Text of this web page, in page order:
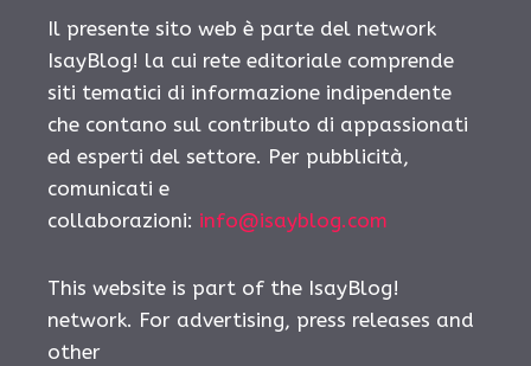
Il presente sito web è parte del network
IsayBlog! la cui rete editoriale comprende
siti tematici di informazione indipendente
che contano sul contributo di appassionati
ed esperti del settore. Per pubblicità,
comunicati e
collaborazioni: info@isayblog.com
This website is part of the IsayBlog!
network. For advertising, press releases and
other